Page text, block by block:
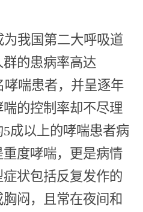
为我国第二大呼吸道
的患病率高达
哮喘患者，并呈逐年
的控制率却不尽理
成以上的哮喘患者病
度哮喘，更是病情
状包括反复发作的
闷，且常在夜间和